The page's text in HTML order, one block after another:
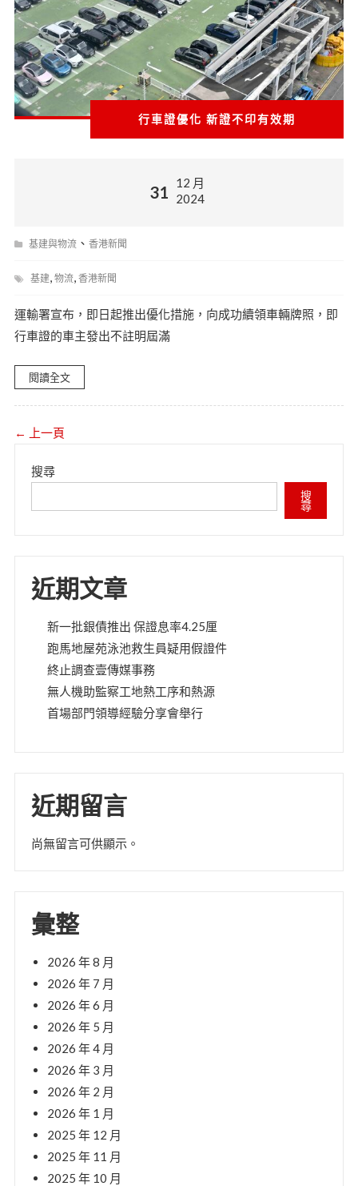
行車證優化 新證不印有效期
31
12 月
2024
基建與物流、 香港新聞
基建, 物流, 香港新聞
運輸署宣布，即日起推出優化措施，向成功續領車輛牌照，即
行車證的車主發出不註明屆滿
閱讀全文
← 上一頁
搜尋
搜
尋
近期文章
新一批銀債推出 保證息率4.25厘
跑馬地屋苑泳池救生員疑用假證件
終止調查壹傳媒事務
無人機助監察工地熱工序和熱源
首場部門領導經驗分享會舉行
近期留言
尚無留言可供顯示。
彙整
2026 年 8 月
2026 年 7 月
2026 年 6 月
2026 年 5 月
2026 年 4 月
2026 年 3 月
2026 年 2 月
2026 年 1 月
2025 年 12 月
2025 年 11 月
2025 年 10 月